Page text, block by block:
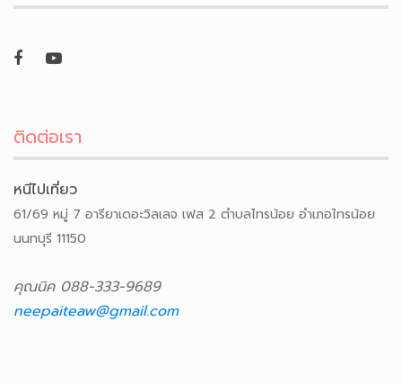
ติดต่อเรา
หนีไปเที่ยว
61/69 หมู่ 7 อารียาเดอะวิลเลจ เฟส 2 ตำบลไทรน้อย อำเภอไทรน้อย
นนทบุรี 11150
คุณนิค 088-333-9689
neepaiteaw@gmail.com